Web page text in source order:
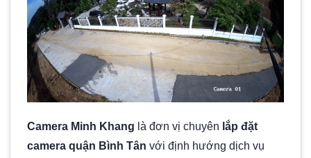
Minh Khang là đơn vị hàng đầu trong
[...]
CONTINUE READING→
Camera Minh Khang là đơn vị chuyên lắp đặt
camera quận Bình Tân với định hướng dịch vụ